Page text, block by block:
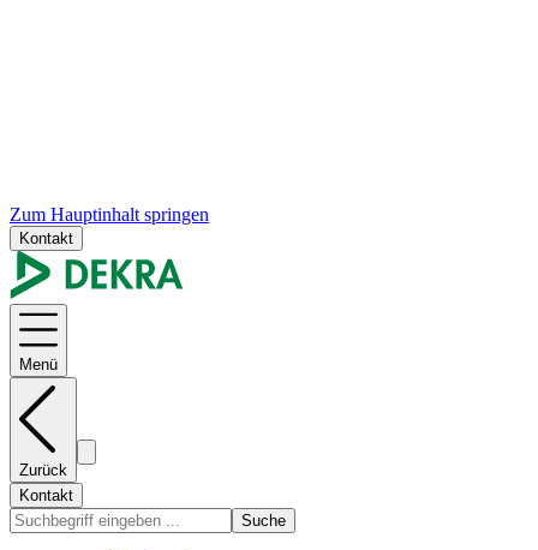
Zum Hauptinhalt springen
Kontakt
Menü
Zurück
Kontakt
Suche